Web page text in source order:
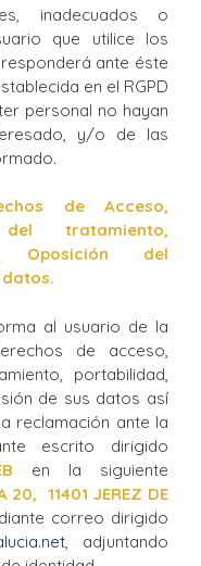
inadecuados o
que utilice los
ante éste
en el RGPD
personal no hayan
y/o de las
de Acceso,
tratamiento,
Oposición del
al usuario de la
de acceso,
portabilidad,
de sus datos así
reclamación ante la
escrito dirigido
en la siguiente
20, 11401 JEREZ DE
correo dirigido
, adjuntando